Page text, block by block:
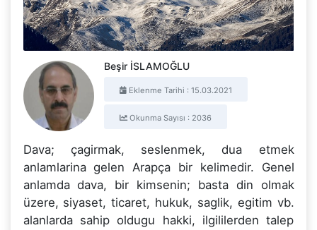
Beşir İSLAMOĞLU
Eklenme Tarihi : 15.03.2021
Okunma Sayısı : 2036
Dava; çagirmak, seslenmek, dua etmek
anlamlarina gelen Arapça bir kelimedir. Genel
anlamda dava, bir kimsenin; basta din olmak
üzere, siyaset, ticaret, hukuk, saglik, egitim vb.
alanlarda sahip oldugu hakki, ilgililerden talep